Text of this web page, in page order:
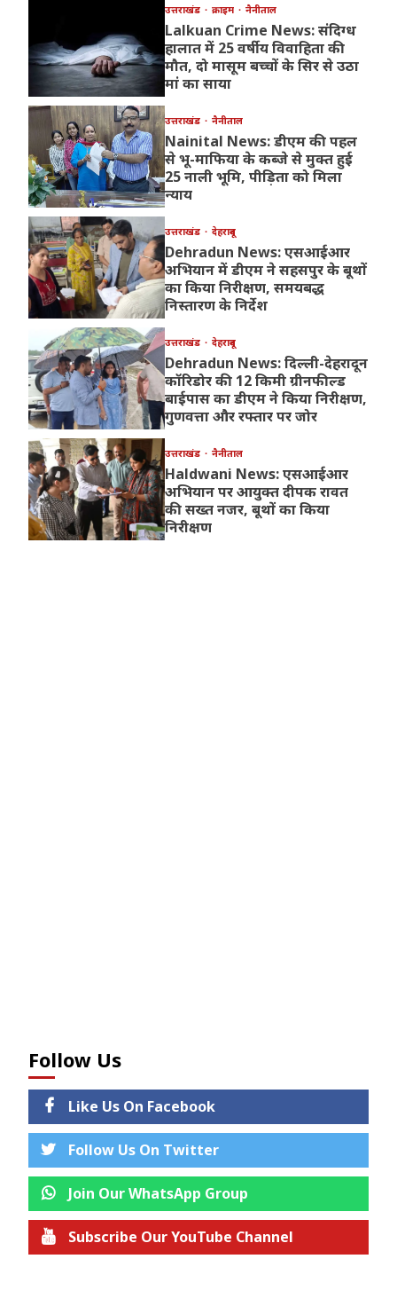
उत्तराखंड क्राइम नैनीताल
Lalkuan Crime News: संदिग्ध
हालात में 25 वर्षीय विवाहिता की
मौत, दो मासूम बच्चों के सिर से उठा
मां का साया
उत्तराखंड नैनीताल
Nainital News: डीएम की पहल
से भू-माफिया के कब्जे से मुक्त हुई
25 नाली भूमि, पीड़िता को मिला
न्याय
उत्तराखंड देहरादून
Dehradun News: एसआईआर
अभियान में डीएम ने सहसपुर के बूथों
का किया निरीक्षण, समयबद्ध
निस्तारण के निर्देश
उत्तराखंड देहरादून
Dehradun News: दिल्ली-देहरादून
कॉरिडोर की 12 किमी ग्रीनफील्ड
बाईपास का डीएम ने किया निरीक्षण,
गुणवत्ता और रफ्तार पर जोर
उत्तराखंड नैनीताल
Haldwani News: एसआईआर
अभियान पर आयुक्त दीपक रावत
की सख्त नजर, बूथों का किया
निरीक्षण
Follow Us
Like Us On Facebook
Follow Us On Twitter
Join Our WhatsApp Group
Subscribe Our YouTube Channel